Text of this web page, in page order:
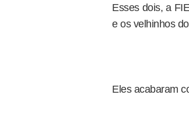
Esses dois, a
e os velhinhos
Eles acabaram